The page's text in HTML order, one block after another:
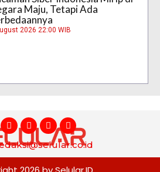
Maju, Tetapi Ada
2026 22:00 WIB